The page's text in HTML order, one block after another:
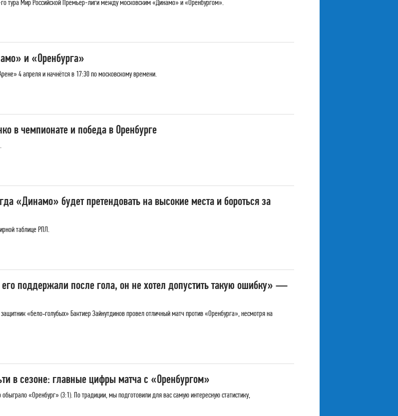
го тура Мир Российской Премьер-лиги между московским «Динамо» и «Оренбургом».
и «Оренбурга»
4 апреля и начнётся в 17:30 по московскому времени.
в чемпионате и победа в Оренбурге
«Динамо» будет претендовать на высокие места и бороться за
таблице РПЛ.
поддержали после гола, он не хотел допустить такую ошибку» —
«бело‑голубых» Бактиер Зайнутдинов провел отличный матч против «Оренбурга», несмотря на
в сезоне: главные цифры матча с «Оренбургом»
«Оренбург» (3:1). По традиции, мы подготовили для вас самую интересную статистику,